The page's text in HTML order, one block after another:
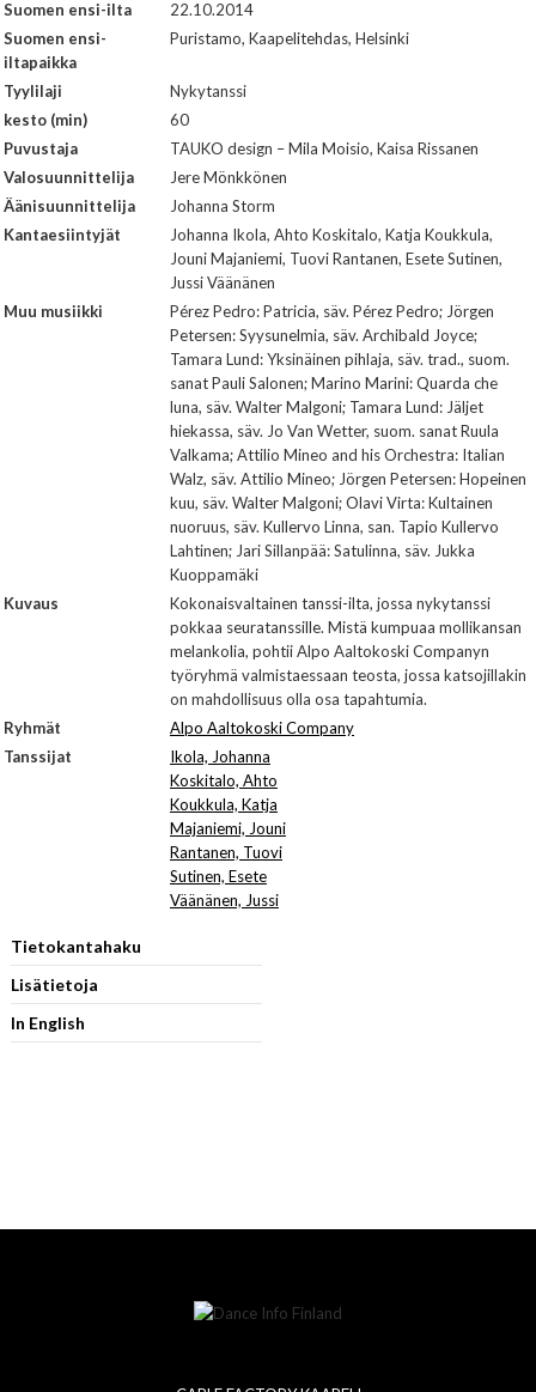
Suomen ensi-ilta
22.10.2014
Suomen ensi-
iltapaikka
Puristamo, Kaapelitehdas, Helsinki
Tyylilaji
Nykytanssi
kesto (min)
60
Puvustaja
TAUKO design – Mila Moisio, Kaisa Rissanen
Valosuunnittelija
Jere Mönkkönen
Äänisuunnittelija
Johanna Storm
Kantaesiintyjät
Johanna Ikola, Ahto Koskitalo, Katja Koukkula,
Jouni Majaniemi, Tuovi Rantanen, Esete Sutinen,
Jussi Väänänen
Muu musiikki
Pérez Pedro: Patricia, säv. Pérez Pedro; Jörgen
Petersen: Syysunelmia, säv. Archibald Joyce;
Tamara Lund: Yksinäinen pihlaja, säv. trad., suom.
sanat Pauli Salonen; Marino Marini: Quarda che
luna, säv. Walter Malgoni; Tamara Lund: Jäljet
hiekassa, säv. Jo Van Wetter, suom. sanat Ruula
Valkama; Attilio Mineo and his Orchestra: Italian
Walz, säv. Attilio Mineo; Jörgen Petersen: Hopeinen
kuu, säv. Walter Malgoni; Olavi Virta: Kultainen
nuoruus, säv. Kullervo Linna, san. Tapio Kullervo
Lahtinen; Jari Sillanpää: Satulinna, säv. Jukka
Kuoppamäki
Kuvaus
Kokonaisvaltainen tanssi-ilta, jossa nykytanssi
pokkaa seuratanssille. Mistä kumpuaa mollikansan
melankolia, pohtii Alpo Aaltokoski Companyn
työryhmä valmistaessaan teosta, jossa katsojillakin
on mahdollisuus olla osa tapahtumia.
Ryhmät
Alpo Aaltokoski Company
Tanssijat
Ikola, Johanna
Koskitalo, Ahto
Koukkula, Katja
Majaniemi, Jouni
Rantanen, Tuovi
Sutinen, Esete
Väänänen, Jussi
Tietokantahaku
Lisätietoja
In English